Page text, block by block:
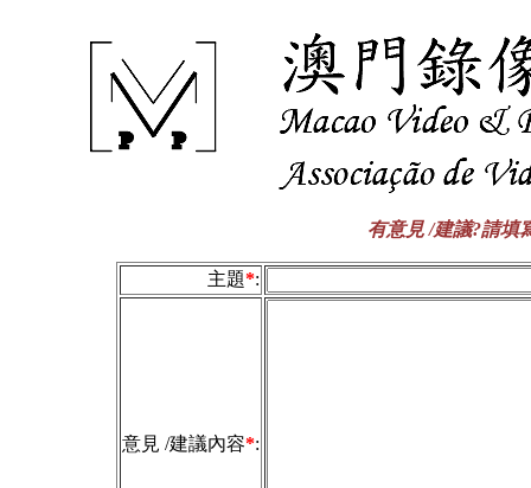
有意見 /建議?請填
主題*:
意見 /建議內容*: